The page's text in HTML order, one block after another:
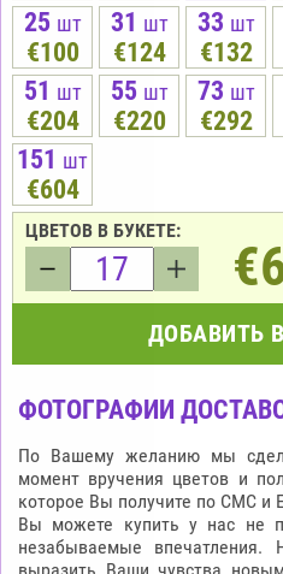
25 шт
€100
31 шт
€124
33 шт
€132
51 шт
€204
55 шт
€220
73 шт
€292
151 шт
€604
ЦВЕТОВ В БУКЕТЕ:
ДОБАВИТЬ
ФОТОГРАФИИ
По Вашему желанию мы
момент вручения цветов и
которое Вы получите по СМС и
Вы можете купить у нас не
незабываемые